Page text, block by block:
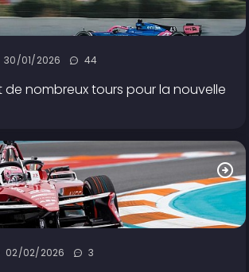
30/01/2026 44
de nombreux tours pour la nouvelle
02/02/2026 3